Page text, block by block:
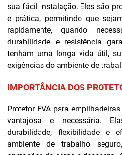
sua fácil instalação. Eles são
e prática, permitindo que
rapidamente, quando
durabilidade e resistência
tenham uma longa vida útil,
exigências do ambiente de
IMPORTÂNCIA DOS
Protetor EVA para
vantajosa e necessária.
durabilidade, flexibilidade e
ambiente de trabalho